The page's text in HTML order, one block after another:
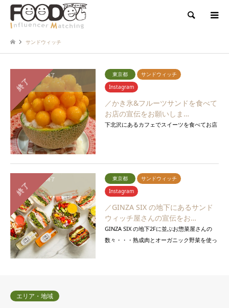
検索
サンドウィッチ
終了
募集終了
報告期間：
終了
東京都
サンドウィッチ
Instagram
／かき氷&フルーツサンドを食べて
お店の宣伝をお願いしま…
下北沢にあるカフェでスイーツを食べてお店
終了
募集終了
報告期間：
終了
東京都
サンドウィッチ
Instagram
／GINZA SIX の地下にあるサンド
ウィッチ屋さんの宣伝をお…
GINZA SIX の地下2Fに並ぶお惣菜屋さんの
数々・・・熟成肉とオーガニック野菜を使っ
エリア・地域